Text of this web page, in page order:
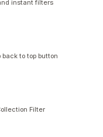
instant filters
to top button
Filter